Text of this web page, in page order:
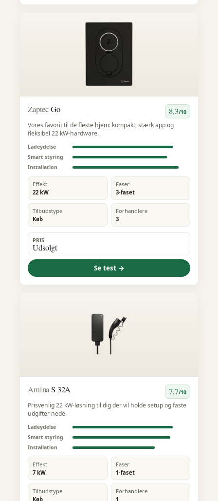
ZaptecGo 8,3/10
Vores favorit til de fleste hjem: kompakt, stærk app og
fleksibel 22 kW-hardware.
Ladeydelse
Smart styring
Installation
Effekt
22 kW
Faser
3-faset
Tilbudstype
Køb
Forhandlere
3
PRIS
Udsolgt
Se test →
AminaS 32A 7,7/10
Prisvenlig 22 kW-løsning til dig der vil holde setup og faste
udgifter nede.
Ladeydelse
Smart styring
Installation
Effekt
7 kW
Faser
1-faset
Tilbudstype
Køb
Forhandlere
1